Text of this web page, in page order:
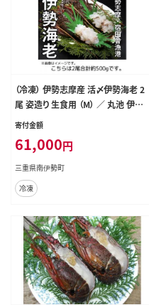
（冷凍） 伊勢志摩産 活〆伊勢海老 2
尾 姿造り 生食用 （M） ／ 丸池 伊勢
えび イセエビ 特産 三重県 南伊勢町
寄付金額
61,000円
三重県南伊勢町
冷凍